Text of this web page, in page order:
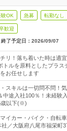
OK 急募 転勤なし
歓迎
終了予定日： 2026/09/07
リ！落ち着いた時は適
トルを原料としたプラス
お任せします
スキルは一切問不問！
中途入社100％！未経験
以下(※)
マイカー・バイク・自転
／大阪府八尾市福栄町3